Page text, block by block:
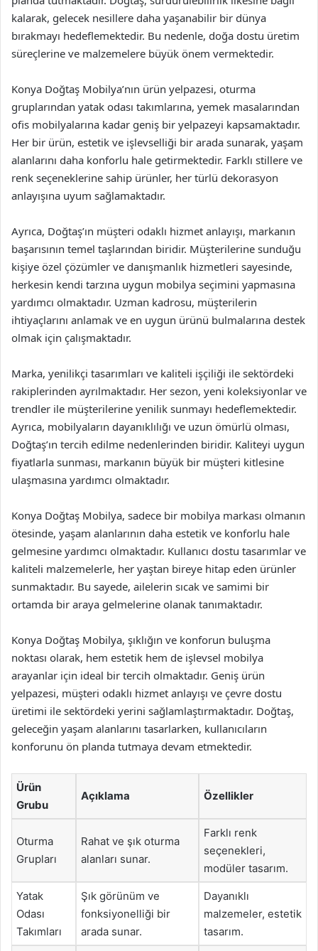
kalarak, gelecek nesillere daha yaşanabilir bir dünya
bırakmayı hedeflemektedir. Bu nedenle, doğa dostu üretim
süreçlerine ve malzemelere büyük önem vermektedir.
Konya Doğtaş Mobilya’nın ürün yelpazesi, oturma
gruplarından yatak odası takımlarına, yemek masalarından
ofis mobilyalarına kadar geniş bir yelpazeyi kapsamaktadır.
Her bir ürün, estetik ve işlevselliği bir arada sunarak, yaşam
alanlarını daha konforlu hale getirmektedir. Farklı stillere ve
renk seçeneklerine sahip ürünler, her türlü dekorasyon
anlayışına uyum sağlamaktadır.
Ayrıca, Doğtaş’ın müşteri odaklı hizmet anlayışı, markanın
başarısının temel taşlarından biridir. Müşterilerine sunduğu
kişiye özel çözümler ve danışmanlık hizmetleri sayesinde,
herkesin kendi tarzına uygun mobilya seçimini yapmasına
yardımcı olmaktadır. Uzman kadrosu, müşterilerin
ihtiyaçlarını anlamak ve en uygun ürünü bulmalarına destek
olmak için çalışmaktadır.
Marka, yenilikçi tasarımları ve kaliteli işçiliği ile sektördeki
rakiplerinden ayrılmaktadır. Her sezon, yeni koleksiyonlar ve
trendler ile müşterilerine yenilik sunmayı hedeflemektedir.
Ayrıca, mobilyaların dayanıklılığı ve uzun ömürlü olması,
Doğtaş’ın tercih edilme nedenlerinden biridir. Kaliteyi uygun
fiyatlarla sunması, markanın büyük bir müşteri kitlesine
ulaşmasına yardımcı olmaktadır.
Konya Doğtaş Mobilya, sadece bir mobilya markası olmanın
ötesinde, yaşam alanlarının daha estetik ve konforlu hale
gelmesine yardımcı olmaktadır. Kullanıcı dostu tasarımlar ve
kaliteli malzemelerle, her yaştan bireye hitap eden ürünler
sunmaktadır. Bu sayede, ailelerin sıcak ve samimi bir
ortamda bir araya gelmelerine olanak tanımaktadır.
Konya Doğtaş Mobilya, şıklığın ve konforun buluşma
noktası olarak, hem estetik hem de işlevsel mobilya
arayanlar için ideal bir tercih olmaktadır. Geniş ürün
yelpazesi, müşteri odaklı hizmet anlayışı ve çevre dostu
üretimi ile sektördeki yerini sağlamlaştırmaktadır. Doğtaş,
geleceğin yaşam alanlarını tasarlarken, kullanıcıların
konforunu ön planda tutmaya devam etmektedir.
Ürün
Grubu
Açıklama Özellikler
Oturma
Grupları
Rahat ve şık oturma
alanları sunar.
Farklı renk
seçenekleri,
modüler tasarım.
Yatak
Odası
Takımları
Şık görünüm ve
fonksiyonelliği bir
arada sunar.
Dayanıklı
malzemeler, estetik
tasarım.